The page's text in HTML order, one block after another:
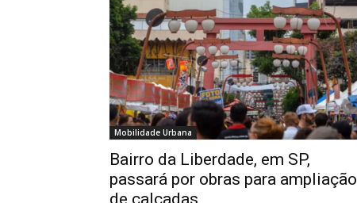
Mobilidade Urbana
Bairro da Liberdade, em SP,
passará por obras para ampliação
de calçadas